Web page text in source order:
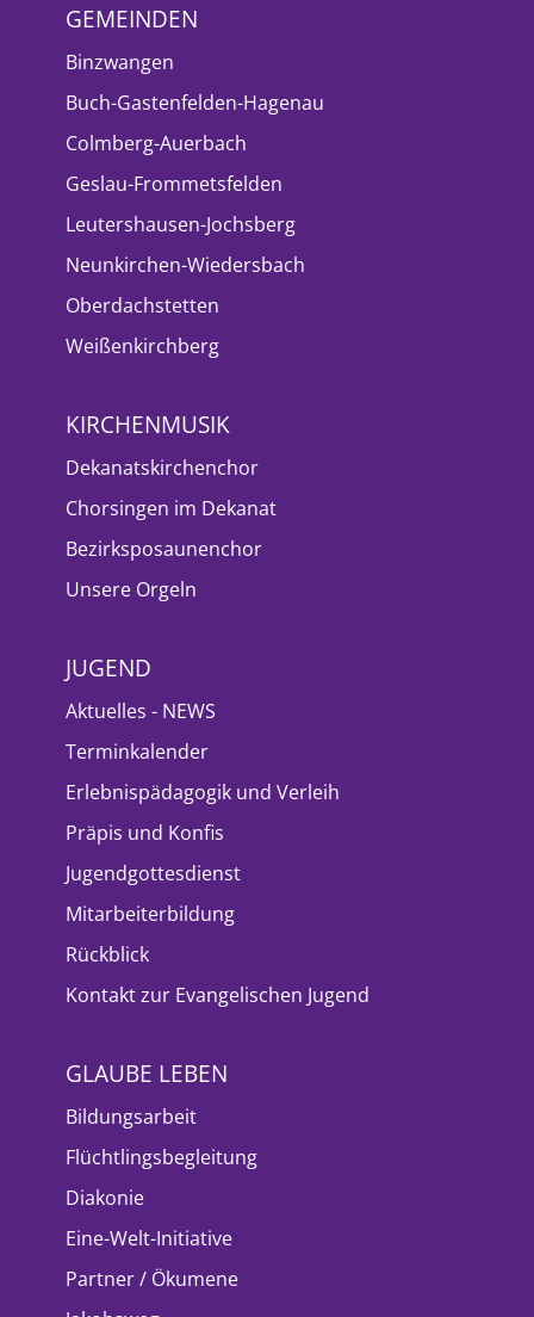
GEMEINDEN
Binzwangen
Buch-Gastenfelden-Hagenau
Colmberg-Auerbach
Geslau-Frommetsfelden
Leutershausen-Jochsberg
Neunkirchen-Wiedersbach
Oberdachstetten
Weißenkirchberg
KIRCHENMUSIK
Dekanatskirchenchor
Chorsingen im Dekanat
Bezirksposaunenchor
Unsere Orgeln
JUGEND
Aktuelles - NEWS
Terminkalender
Erlebnispädagogik und Verleih
Präpis und Konfis
Jugendgottesdienst
Mitarbeiterbildung
Rückblick
Kontakt zur Evangelischen Jugend
GLAUBE LEBEN
Bildungsarbeit
Flüchtlingsbegleitung
Diakonie
Eine-Welt-Initiative
Partner / Ökumene